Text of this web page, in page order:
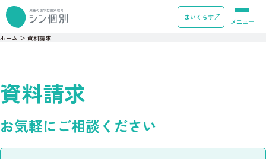
まいくらす
メニュー
ホーム ＞ 資料請求
資料請求
お気軽にご相談ください